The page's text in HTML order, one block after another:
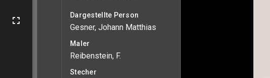
Dargestellte Person
Gesner, Johann Matthias
Maler
Reibenstein, F.
Stecher